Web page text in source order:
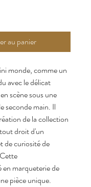
au panier
monde, comme un
avec le délicat
scène sous une
seconde main. Il
de la collection
droit d'un
de curiosité de
en marqueterie de
pièce unique.